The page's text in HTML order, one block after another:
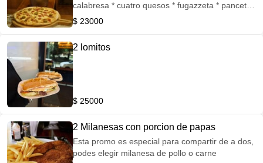
calabresa * cuatro quesos * fugazzeta * panceta
y cherry * jamón y morrones
$ 23000
2 lomitos
$ 25000
2 Milanesas con porcion de papas
Esta promo es especial para compartir de a dos,
podes elegir milanesa de pollo o carne